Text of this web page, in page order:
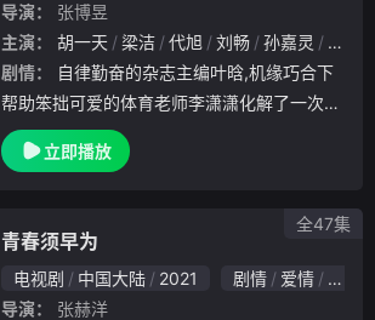
导演：
张博昱
主演：
胡一天 梁洁 代旭 刘畅 孙嘉灵
吴芊
剧情：
帮助笨拙可爱的体育老师李潇潇化解了一次又
一次尴尬的危机,却因为过去的遭遇,难以迈出
爱的脚步;热情直接的杂志出版人徐嘉成,遇见
立即播放
青春须早为
电视剧 中国大陆 2021 剧情 爱情
国产
导演：
张赫洋
全47集